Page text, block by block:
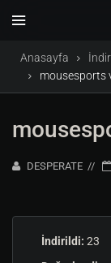
Anasayfa İndir
mousesports
DESPERATE
İndirildi: 23